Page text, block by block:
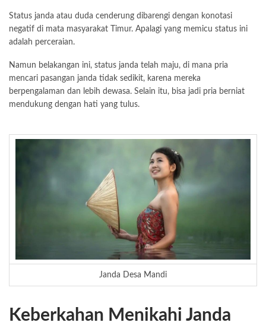
Status janda atau duda cenderung dibarengi dengan konotasi
negatif di mata masyarakat Timur. Apalagi yang memicu status ini
adalah perceraian.
Namun belakangan ini, status janda telah maju, di mana pria
mencari pasangan janda tidak sedikit, karena mereka
berpengalaman dan lebih dewasa. Selain itu, bisa jadi pria berniat
mendukung dengan hati yang tulus.
Janda Desa Mandi
Keberkahan Menikahi Janda